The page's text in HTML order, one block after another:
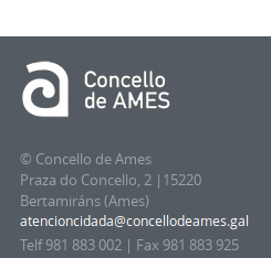
© Concello de Ames
Praza do Concello, 2 |15220
Bertamiráns (Ames)
Telf 981 883 002 | Fax 981 883 925